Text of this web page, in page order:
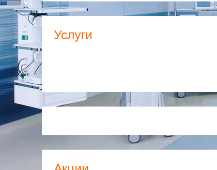
Услуги